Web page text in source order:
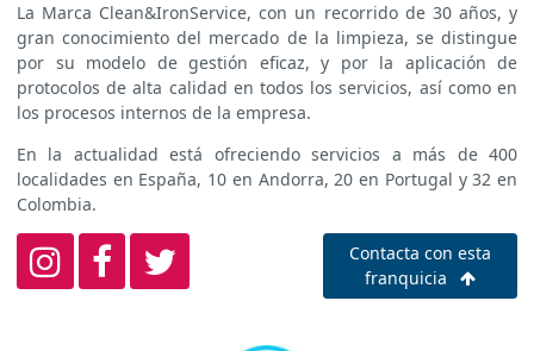
La Marca Clean&IronService, con un recorrido de 30 años, y
gran conocimiento del mercado de la limpieza, se distingue
por su modelo de gestión eficaz, y por la aplicación de
protocolos de alta calidad en todos los servicios, así como en
los procesos internos de la empresa.
En la actualidad está ofreciendo servicios a más de 400
localidades en España, 10 en Andorra, 20 en Portugal y 32 en
Colombia.
Contacta con esta
franquicia